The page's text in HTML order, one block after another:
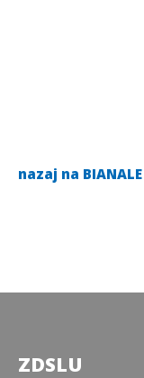
nazaj na BIANALE
ZDSLU